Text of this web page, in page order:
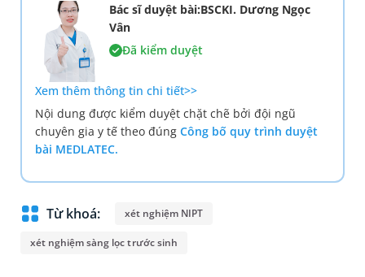
Bác sĩ duyệt bài:BSCKI. Dương Ngọc
Vân
Đã kiểm duyệt
Xem thêm thông tin chi tiết>>
Nội dung được kiểm duyệt chặt chẽ bởi đội ngũ
chuyên gia y tế theo đúng Công bố quy trình duyệt
bài MEDLATEC.
Từ khoá: xét nghiệm NIPT
xét nghiệm sàng lọc trước sinh